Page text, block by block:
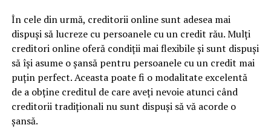
În cele din urmă, creditorii online sunt adesea mai
dispuși să lucreze cu persoanele cu un credit rău. Mulți
creditori online oferă condiții mai flexibile și sunt dispuși
să își asume o șansă pentru persoanele cu un credit mai
puțin perfect. Aceasta poate fi o modalitate excelentă
de a obține creditul de care aveți nevoie atunci când
creditorii tradiționali nu sunt dispuși să vă acorde o
șansă.